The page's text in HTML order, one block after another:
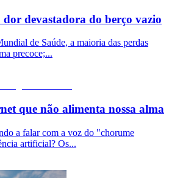
dor devastadora do berço vazio
de Saúde, a maioria das perdas
precoce;...
que não alimenta nossa alma
a falar com a voz do "chorume
artificial? Os...